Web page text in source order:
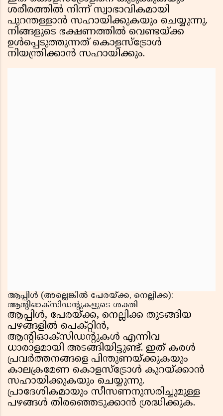
ശരീരത്തിൽ നിന്ന് സ്വാഭാവികമായി
പുറന്തള്ളാൻ സഹായിക്കുകയും ചെയ്യുന്നു.
നിങ്ങളുടെ ഭക്ഷണത്തിൽ വെണ്ടയ്ക്ക
ഉൾപ്പെടുത്തുന്നത് കൊളസ്ട്രോൾ
നിയന്ത്രിക്കാൻ സഹായിക്കും.
ആപ്പിൾ (അല്ലെങ്കിൽ പേരയ്ക്ക, നെല്ലിക്ക):
ആന്റിഓക്‌സിഡന്റുകളുടെ ശക്തി
ആപ്പിൾ, പേരയ്ക്ക, നെല്ലിക്ക തുടങ്ങിയ
പഴങ്ങളിൽ പെക്റ്റിൻ,
ആന്റിഓക്‌സിഡന്റുകൾ എന്നിവ
ധാരാളമായി അടങ്ങിയിട്ടുണ്ട്. ഇത് കരൾ
പ്രവർത്തനങ്ങളെ പിന്തുണയ്ക്കുകയും
കാലക്രമേണ കൊളസ്ട്രോൾ കുറയ്ക്കാൻ
സഹായിക്കുകയും ചെയ്യുന്നു.
പ്രാദേശികമായും സീസണനുസരിച്ചുമുള്ള
പഴങ്ങൾ തിരഞ്ഞെടുക്കാൻ ശ്രദ്ധിക്കുക.